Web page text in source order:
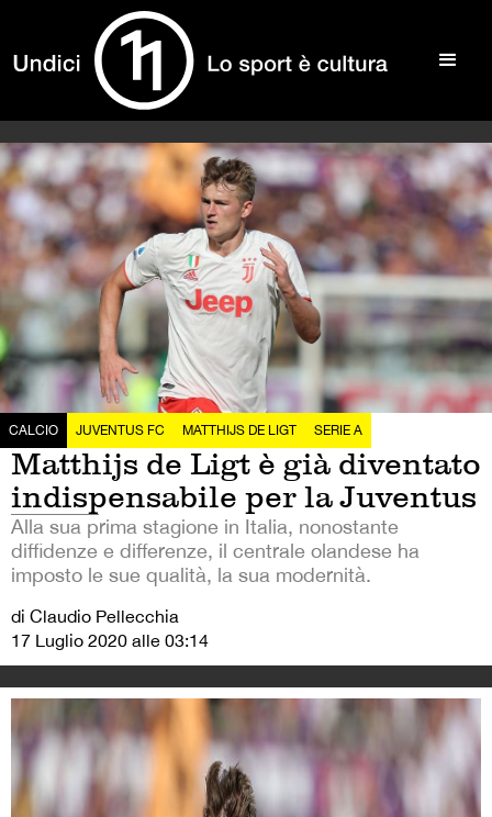
CALCIO JUVENTUS FC MATTHIJS DE LIGT SERIE A
Matthijs de Ligt è già diventato
indispensabile per la Juventus
Alla sua prima stagione in Italia, nonostante
diffidenze e differenze, il centrale olandese ha
imposto le sue qualità, la sua modernità.
di Claudio Pellecchia
17 Luglio 2020 alle 03:14